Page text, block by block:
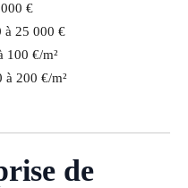
€
à 25 000 €
100 €/m²
à 200 €/m²
de